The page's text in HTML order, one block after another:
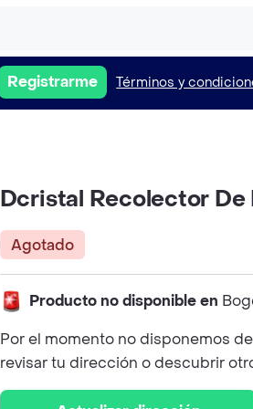
Registrarme Términos y
Dcristal Recolector De
Agotado
Producto no disponible en
Por el momento no disponemos
revisar tu dirección o descubrir